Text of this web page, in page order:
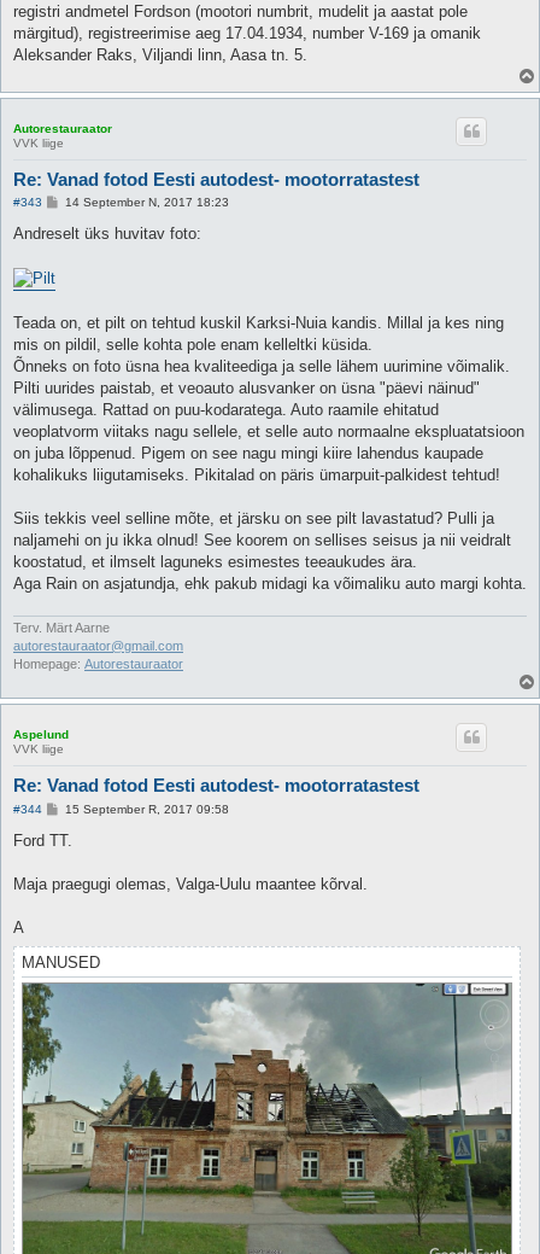
t
s
registri andmetel Fordson (mootori numbrit, mudelit ja aastat pole
märgitud), registreerimise aeg 17.04.1934, number V-169 ja omanik
Aleksander Raks, Viljandi linn, Aasa tn. 5.
l
Autorestauraator
VVK liige
Re: Vanad fotod Eesti autodest- mootorratastest
#343
P
s
14 September N, 2017 18:23
Andreselt üks huvitav foto:
Teada on, et pilt on tehtud kuskil Karksi-Nuia kandis. Millal ja kes ning
mis on pildil, selle kohta pole enam kelleltki küsida.
Õnneks on foto üsna hea kvaliteediga ja selle lähem uurimine võimalik.
Pilti uurides paistab, et veoauto alusvanker on üsna "päevi näinud"
välimusega. Rattad on puu-kodaratega. Auto raamile ehitatud
veoplatvorm viitaks nagu sellele, et selle auto normaalne ekspluatatsioon
on juba lõppenud. Pigem on see nagu mingi kiire lahendus kaupade
kohalikuks liigutamiseks. Pikitalad on päris ümarpuit-palkidest tehtud!
Siis tekkis veel selline mõte, et järsku on see pilt lavastatud? Pulli ja
naljamehi on ju ikka olnud! See koorem on sellises seisus ja nii veidralt
koostatud, et ilmselt laguneks esimestes teeaukudes ära.
Aga Rain on asjatundja, ehk pakub midagi ka võimaliku auto margi kohta.
Terv. Märt Aarne
autorestauraator@gmail.com
Homepage: Autorestauraator
l
Aspelund
VVK liige
Re: Vanad fotod Eesti autodest- mootorratastest
#344
P
s
t
15 September R, 2017 09:58
Ford TT.
Maja praegugi olemas, Valga-Uulu maantee kõrval.
A
MANUSED